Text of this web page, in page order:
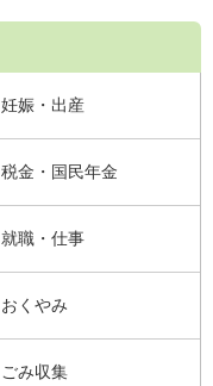
妊娠・出産
税金・国民年金
就職・仕事
おくやみ
ごみ収集